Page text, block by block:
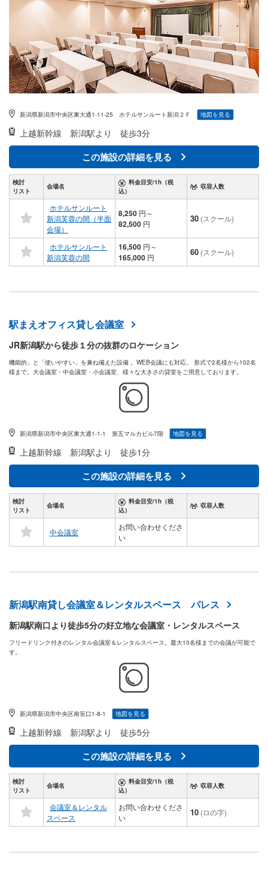
新潟県新潟市中央区東大通1-11-25 ホテルサンルート新潟２Ｆ 地図を見る
上越新幹線 新潟駅より 徒歩3分
この施設の詳細を見る
検討
リスト
会場名
料金目安/1h（税
込）
収容人数
ホテルサンルート
新潟芙蓉の間（半面
会場）
8,250 円～
82,500 円 30 (スクール)
ホテルサンルート
新潟芙蓉の間
16,500 円～
165,000 円 60 (スクール)
駅まえオフィス貸し会議室
JR新潟駅から徒歩１分の抜群のロケーション
機能的」と「使いやすい」を兼ね備えた設備 。WEB会議にも対応。 形式で2名様から102名
様まで。大会議室・中会議室・小会議室、様々な大きさの貸室をご用意しております。
新潟県新潟市中央区東大通1-1-1 第五マルカビル7階 地図を見る
上越新幹線 新潟駅より 徒歩1分
この施設の詳細を見る
検討
リスト
会場名
料金目安/1h（税
込）
収容人数
中会議室
お問い合わせくださ
い
新潟駅南貸し会議室＆レンタルスペース パレス
新潟駅南口より徒歩5分の好立地な会議室・レンタルスペース
フリードリンク付きのレンタル会議室＆レンタルスペース。最大10名様までの会議が可能で
す。
新潟県新潟市中央区南笹口1-8-1 地図を見る
上越新幹線 新潟駅より 徒歩5分
この施設の詳細を見る
検討
リスト
会場名
料金目安/1h（税
込）
収容人数
会議室＆レンタル
スペース
お問い合わせくださ
い
10 (ロの字)